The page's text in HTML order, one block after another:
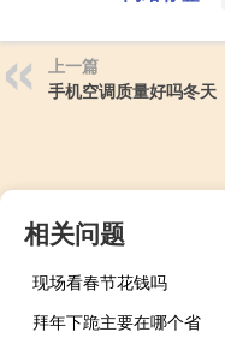
上一篇
手机空调质量好吗冬天
相关问题
现场看春节花钱吗
拜年下跪主要在哪个省